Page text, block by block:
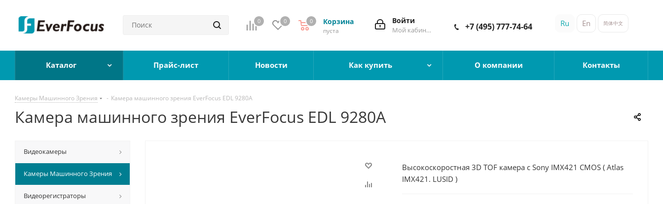
0 0 Корзина
пуста
0 Войти
Мой кабинет +7 (495) 777-74-64 Ru En 简体中文
Каталог Прайс-лист Новости Как купить О компании Контакты
Камеры Машинного Зрения - Камера машинного зрения EverFocus EDL 9280A
Камера машинного зрения EverFocus EDL 9280A
Высокоскоростная 3D TOF камера с Sony IMX421 CMOS ( Atlas
IMX421. LUSID )
Видеокамеры
Камеры Машинного Зрения
Видеорегистраторы